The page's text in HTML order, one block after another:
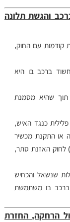
והגשת תלונה
קודמות עם החוק,
ברכב בו היא
תוך שהיא מסמנת
כנגד האיש,
או התקנת מכשיר
סתר שלא כדין, בניגוד לסעיף 2(ג) לחוק האזנת סתר,
שנשאל והכחיש
ברכב בו משתמשת
הרחקה, החזרת